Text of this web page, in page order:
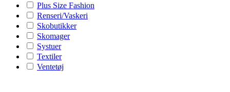
Plus Size Fashion
Renseri/Vaskeri
Skobutikker
Skomager
Systuer
Textiler
Ventetøj